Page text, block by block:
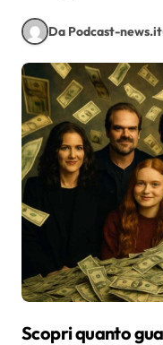
Da Podcast-news.it
Scopri quanto guadagnano gli attori di